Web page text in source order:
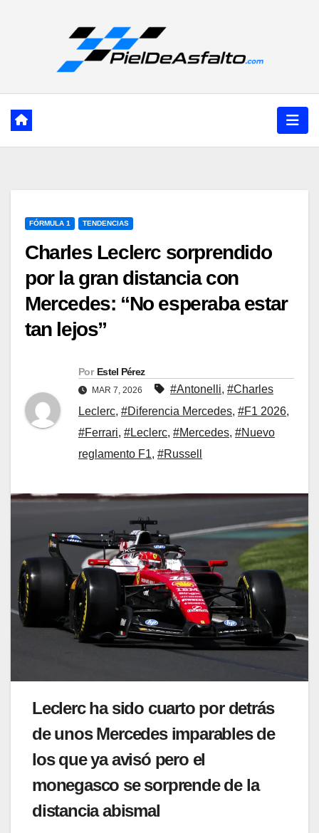
FÓRMULA 1 TENDENCIAS
Charles Leclerc sorprendido
por la gran distancia con
Mercedes: “No esperaba estar
tan lejos”
Por Estel Pérez
MAR 7, 2026 #Antonelli, #Charles
Leclerc, #Diferencia Mercedes, #F1 2026,
#Ferrari, #Leclerc, #Mercedes, #Nuevo
reglamento F1, #Russell
Leclerc ha sido cuarto por detrás
de unos Mercedes imparables de
los que ya avisó pero el
monegasco se sorprende de la
distancia abismal